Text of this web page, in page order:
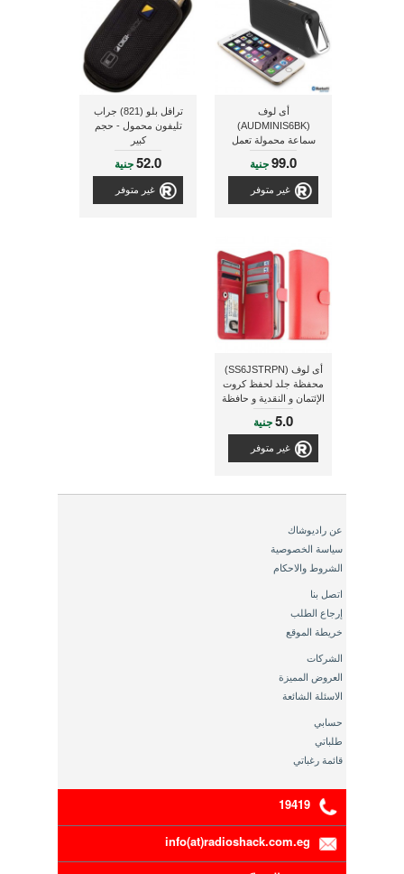
أى لوف
(AUDMINIS6BK)
سماعة محمولة تعمل
بتقنية البلوتوث ويمكن من
خلالها تشغيل الراديو و
تتميز بمقاومة الطقس -
أسود
99.0جنية
غير متوفر
ترافل بلو (821) جراب
تليفون محمول - حجم
كبير
52.0جنية
غير متوفر
أى لوف (SS6JSTRPN)
محفظة جلد لحفظ كروت
الإئتمان و النقدية و حافظة
لتليفون جالاكسى S6
5.0جنية
غير متوفر
عن راديوشاك
سياسة الخصوصية
الشروط والاحكام
اتصل بنا
إرجاع الطلب
خريطة الموقع
الشركات
العروض المميزة
الاسئلة الشائعة
حسابي
طلباتي
قائمة رغباتي
19419
info(at)radioshack.com.eg